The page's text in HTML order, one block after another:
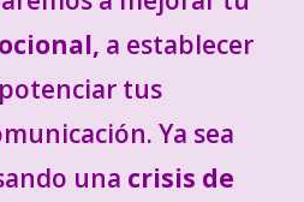
a establecer
tus
Ya sea
una crisis de